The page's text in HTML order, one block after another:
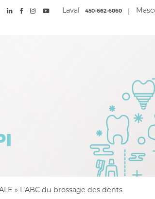
Laval 450-662-6060 |
» L’ABC du brossage des dents